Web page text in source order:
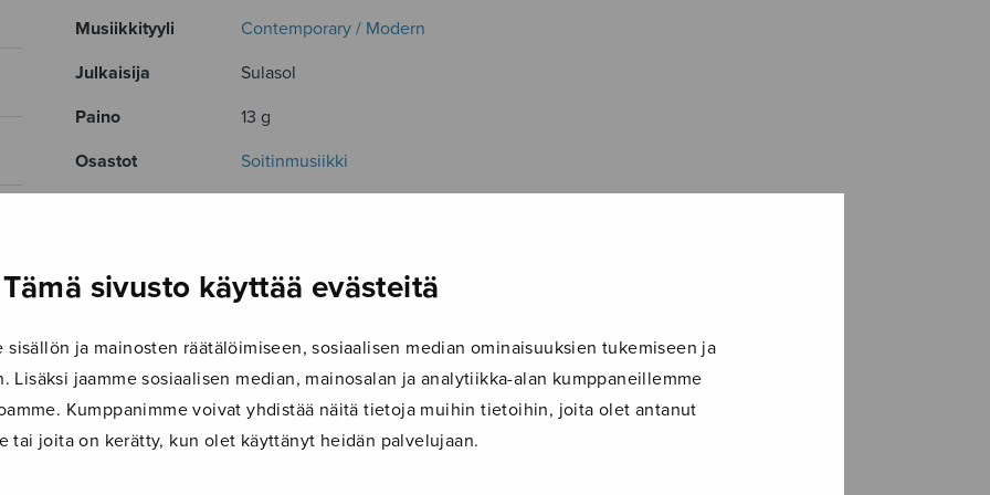
Tämä sivusto käyttää evästeitä
sisällön ja mainosten räätälöimiseen, sosiaalisen median ominaisuuksien tukemiseen ja
Lisäksi jaamme sosiaalisen median, mainosalan ja analytiikka-alan kumppaneillemme
Kumppanimme voivat yhdistää näitä tietoja muihin tietoihin, joita olet antanut
tai joita on kerätty, kun olet käyttänyt heidän palvelujaan.
Musiikkityyli
Contemporary / Modern
Julkaisija
Sulasol
Paino
13 g
Osastot
Soitinmusiikki